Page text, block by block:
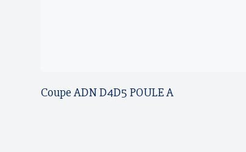
Coupe ADN D4D5 POULE A